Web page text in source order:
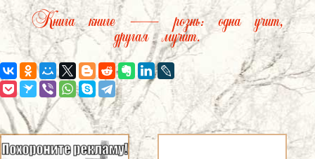
Книга книге — рознь: одна учит,
другая мучит.